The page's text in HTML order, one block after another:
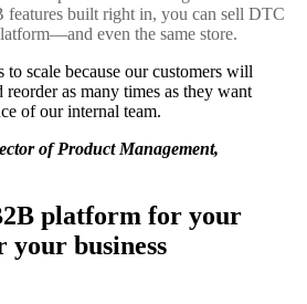
built right in, you can sell DTC
even the same store.
to scale because our customers will
reorder as many times as they want
of our internal team.
of Product Management,
platform for your
your business